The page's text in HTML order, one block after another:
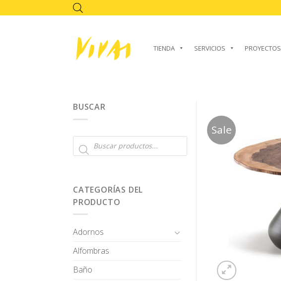
to
TIENDA SERVICIOS PROYECTOS
BUSCAR
Búsqueda
de
CATEGORÍAS DEL
PRODUCTO
Adornos
Alfombras
Baño
Sale